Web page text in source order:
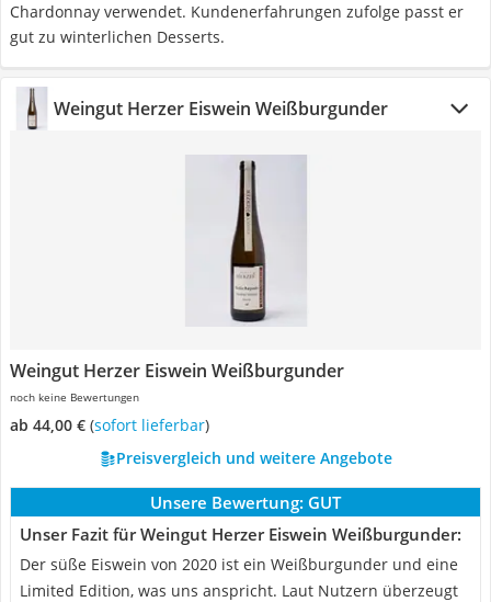
Chardonnay verwendet. Kundenerfahrungen zufolge passt er
gut zu winterlichen Desserts.
Weingut Herzer Eiswein Weißburgunder
Weingut Herzer Eiswein Weißburgunder
noch keine Bewertungen
ab 44,00 € ( Sofort lieferbar)
Preisvergleich und weitere Angebote
Unsere Bewertung: GUT
Unser Fazit für Weingut Herzer Eiswein Weißburgunder:
Der süße Eiswein von 2020 ist ein Weißburgunder und eine
Limited Edition, was uns anspricht. Laut Nutzern überzeugt